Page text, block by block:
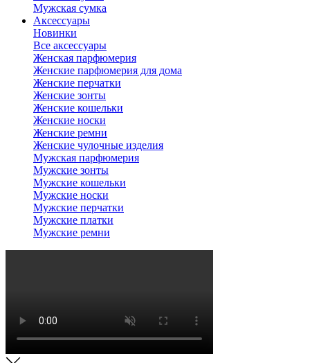
Мужская сумка
Аксессуары
Новинки
Все аксессуары
Женская парфюмерия
Женские парфюмерия для дома
Женские перчатки
Женские зонты
Женские кошельки
Женские носки
Женские ремни
Женские чулочные изделия
Мужская парфюмерия
Мужские зонты
Мужские кошельки
Мужские носки
Мужские перчатки
Мужские платки
Мужские ремни